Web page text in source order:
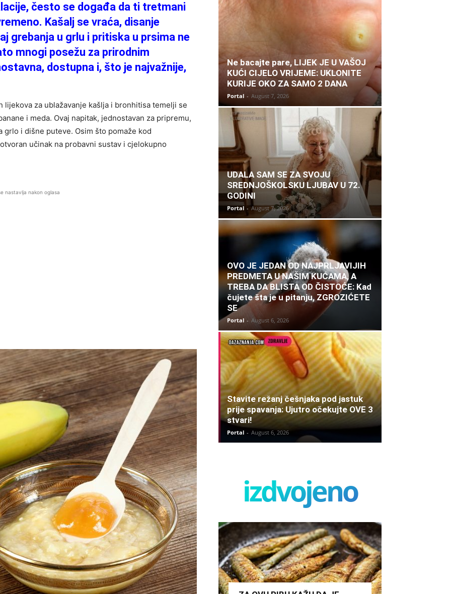
često se događa da ti tretmani
Kašalj se vraća, disanje
grebanja u grlu i pritiska u prsima ne
mnogi posežu za prirodnim
dostupna i, što je najvažnije,
za ublažavanje kašlja i bronhitisa temelji se
i meda. Ovaj napitak, jednostavan za pripremu,
i dišne puteve. Osim što pomaže kod
učinak na probavni sustav i cjelokupno
nastavlja nakon oglasa
Ne bacajte pare, LIJEK JE U VAŠOJ
KUĆI CIJELO VRIJEME: UKLONITE
KURIJE OKO ZA SAMO 2 DANA
Portal - August 7, 2026
UDALA SAM SE ZA SVOJU
SREDNJOŠKOLSKU LJUBAV U 72.
GODINI
Portal - August 7, 2026
OVO JE JEDAN OD NAJPRLJAVIJIH
PREDMETA U NAŠIM KUĆAMA, A
TREBA DA BLISTA OD ČISTOĆE: Kad
čujete šta je u pitanju, ZGROZIĆETE
SE
Portal - August 6, 2026
Stavite režanj češnjaka pod jastuk
prije spavanja: Ujutro očekujte OVE 3
stvari!
Portal - August 6, 2026
izdvojeno